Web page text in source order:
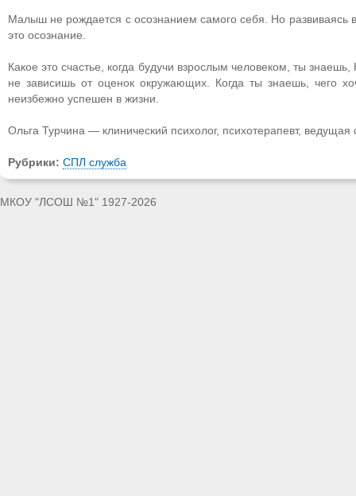
Малыш не рождается с осознанием самого себя. Но развиваясь
это осознание.
Какое это счастье, когда будучи взрослым человеком, ты
не зависишь от оценок окружающих. Когда ты знаешь, чего
неизбежно успешен в жизни.
Ольга Турчина — клинический психолог, психотерапевт,
Рубрики: СПЛ служба
МКОУ "ЛСОШ №1" 1927-2026